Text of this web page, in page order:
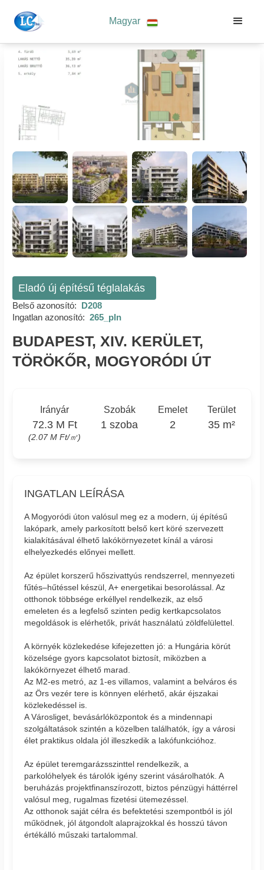
Magyar
Eladó új építésű téglalakás
Belső azonosító: D208
Ingatlan azonosító: 265_pln
BUDAPEST, XIV. KERÜLET,
TÖRÖKŐR, MOGYORÓDI ÚT
Irányár
72.3 M Ft
(2.07 M Ft/㎡)
Szobák
1 szoba
Emelet
2
Terület
35 m²
INGATLAN LEÍRÁSA
A Mogyoródi úton valósul meg ez a modern, új építésű
lakópark, amely parkosított belső kert köré szervezett
kialakításával élhető lakókörnyezetet kínál a városi
elhelyezkedés előnyei mellett.
Az épület korszerű hőszivattyús rendszerrel, mennyezeti
fűtés–hűtéssel készül, A+ energetikai besorolással. Az
otthonok többsége erkéllyel rendelkezik, az első
emeleten és a legfelső szinten pedig kertkapcsolatos
megoldások is elérhetők, privát használatú zöldfelülettel.
A környék közlekedése kifejezetten jó: a Hungária körút
közelsége gyors kapcsolatot biztosít, miközben a
lakókörnyezet élhető marad.
Az M2-es metró, az 1-es villamos, valamint a belváros és
az Örs vezér tere is könnyen elérhető, akár éjszakai
közlekedéssel is.
A Városliget, bevásárlóközpontok és a mindennapi
szolgáltatások szintén a közelben találhatók, így a városi
élet praktikus oldala jól illeszkedik a lakófunkcióhoz.
Az épület teremgarázsszinttel rendelkezik, a
parkolóhelyek és tárolók igény szerint vásárolhatók. A
beruházás projektfinanszírozott, biztos pénzügyi háttérrel
valósul meg, rugalmas fizetési ütemezéssel.
Az otthonok saját célra és befektetési szempontból is jól
működnek, jól átgondolt alaprajzokkal és hosszú távon
értékálló műszaki tartalommal.